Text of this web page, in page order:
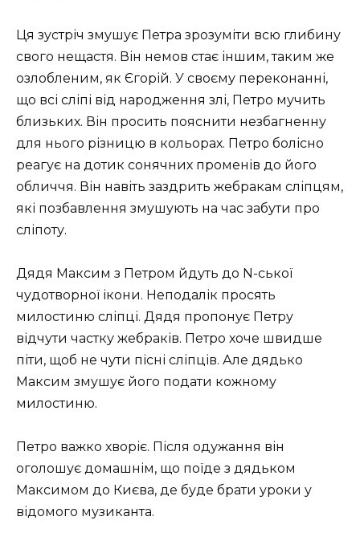
Ця зустріч змушує Петра зрозуміти всю глибину
свого нещастя. Він немов стає іншим, таким же
озлобленим, як Єгорій. У своєму переконанні,
що всі сліпі від народження злі, Петро мучить
близьких. Він просить пояснити незбагненну
для нього різницю в кольорах. Петро болісно
реагує на дотик сонячних променів до його
обличчя. Він навіть заздрить жебракам сліпцям,
які позбавлення змушують на час забути про
сліпоту.
Дядя Максим з Петром йдуть до N-ської
чудотворної ікони. Неподалік просять
милостиню сліпці. Дядя пропонує Петру
відчути частку жебраків. Петро хоче швидше
піти, щоб не чути пісні сліпців. Але дядько
Максим змушує його подати кожному
милостиню.
Петро важко хворіє. Після одужання він
оголошує домашнім, що поїде з дядьком
Максимом до Києва, де буде брати уроки у
відомого музиканта.